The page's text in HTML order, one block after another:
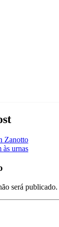
Zanotto
às urnas
será publicado.